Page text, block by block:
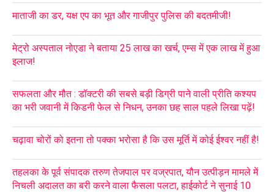
माताजी का डर, यक्ष एप का भूत और गाजीपुर पुलिस की बदतमीजी!
मेट्रो अस्पताल नोएडा ने बताया 25 लाख का खर्च, एम्स में एक लाख में हुआ
इलाज!
सफलता और मौत : डॉक्टरी की सबसे बड़ी डिग्री पाने वाली प्रीति कश्यप
का भरी जवानी में किडनी फेल से निधन, उनका छह साल पहले लिखा पढ़ें!
चढ़ावा चोरों को इतना तो पक्का भरोसा है कि उस मूर्ति में कोई ईश्वर नहीं है!
तहलका के पूर्व संपादक तरुण तेजपाल पर वज्रपात, यौन उत्पीड़न मामले में
निचली अदालत का बरी करने वाला फैसला पलटा, हाईकोर्ट ने सुनाई 10